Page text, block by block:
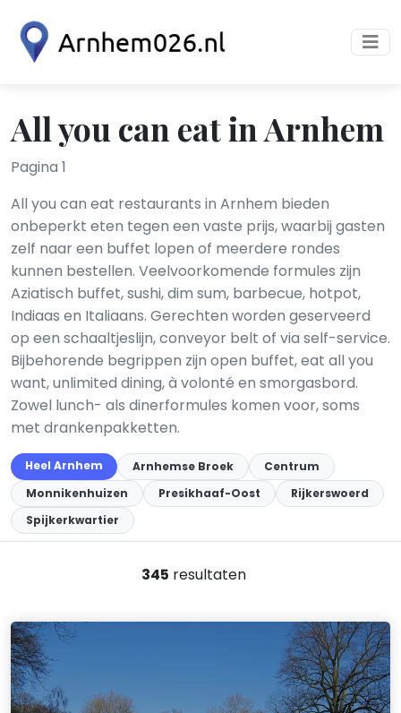
All you can eat in Arnhem
Pagina 1
All you can eat restaurants in Arnhem bieden
onbeperkt eten tegen een vaste prijs, waarbij gasten
zelf naar een buffet lopen of meerdere rondes
kunnen bestellen. Veelvoorkomende formules zijn
Aziatisch buffet, sushi, dim sum, barbecue, hotpot,
Indiaas en Italiaans. Gerechten worden geserveerd
op een schaaltjeslijn, conveyor belt of via self-service.
Bijbehorende begrippen zijn open buffet, eat all you
want, unlimited dining, à volonté en smorgasbord.
Zowel lunch- als dinerformules komen voor, soms
met drankenpakketten.
Heel Arnhem Arnhemse Broek
Centrum
Monnikenhuizen
Presikhaaf-Oost
Rijkerswoerd
Spijkerkwartier
345 resultaten